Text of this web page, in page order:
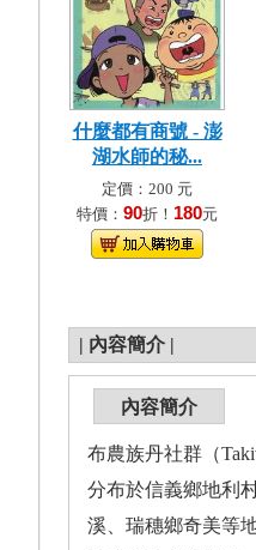
什麼都有商號 - 澎
湖水師的秘...
定價：200 元
特價： 90折！ 180元
| 內容簡介 |
內容簡介
布農族丹社群（
分布於信義鄉地利
溪、瑞穗鄉奇美等